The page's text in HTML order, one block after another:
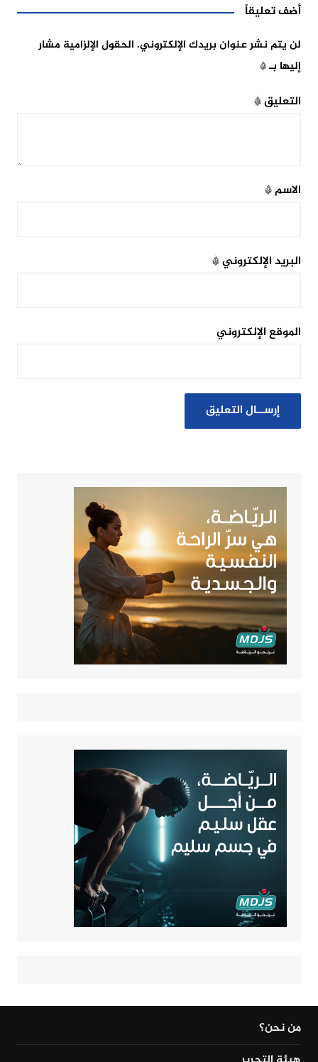
أضف تعليقاً
لن يتم نشر عنوان بريدك الإلكتروني. الحقول الإلزامية مشار
إليها بـ*
التعليق*
الاسم*
البريد الإلكتروني*
الموقع الإلكتروني
من نحن؟